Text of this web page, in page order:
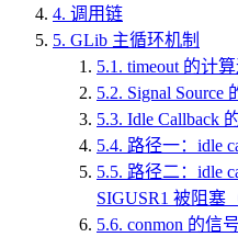
4. 调用链
5. GLib 主循环机制
5.1. timeout 的计
5.2. Signal Source
5.3. Idle Callback
5.4. 路径一：idle
5.5. 路径二：idle
SIGUSR1 被阻塞
5.6. conmon 的信